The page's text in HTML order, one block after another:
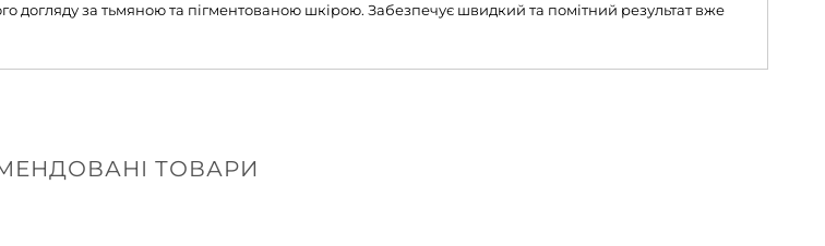
догляду за тьмяною та пігментованою шкірою. Забезпечує швидкий та помітний результат вже
ТОВАРИ